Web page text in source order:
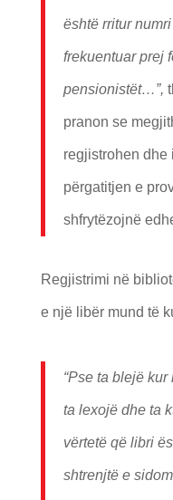
është rritur
frekuentuar prej
pensionistët…”,
pranon se
regjistrohen dhe
përgatitjen e
shfrytëzojnë
Regjistrimi në
e një libër mund të
“Pse ta blejë kur
ta lexojë dhe ta
vërtetë që libri ë
shtrenjtë e